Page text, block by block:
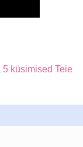
5 küsimised Teie